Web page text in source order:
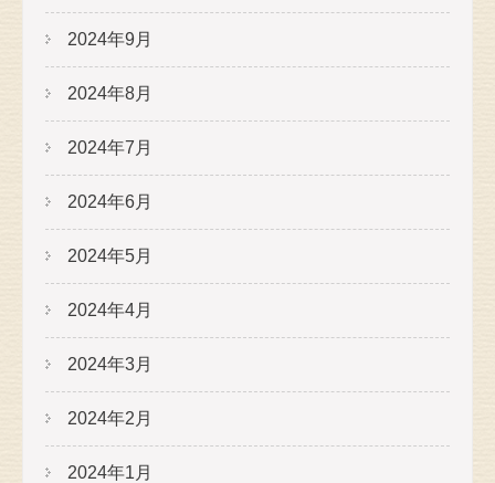
2024年9月
2024年8月
2024年7月
2024年6月
2024年5月
2024年4月
2024年3月
2024年2月
2024年1月